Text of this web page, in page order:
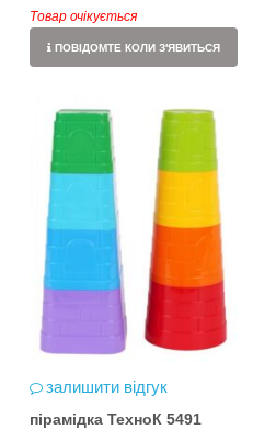
Товар очікується
ПОВІДОМТЕ КОЛИ З'ЯВИТЬСЯ
залишити відгук
пірамідка ТехноК 5491